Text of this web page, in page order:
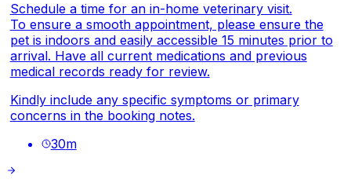
Schedule a time for an in-home veterinary visit.
To ensure a smooth appointment, please ensure the
pet is indoors and easily accessible 15 minutes prior to
arrival. Have all current medications and previous
medical records ready for review.
Kindly include any specific symptoms or primary
concerns in the booking notes.
30m